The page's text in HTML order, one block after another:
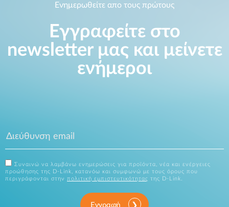
Ενημερωθείτε απο τους πρώτους
Εγγραφείτε στο
newsletter μας και μείνετε
ενήμεροι
Συναινώ να λαμβάνω ενημερώσεις για προϊόντα, νέα και ενέργειες
προώθησης της D-Link, κατανόω και συμφωνώ με τους όρους που
περιγράφονται στην πολιτική εμπιστευτικότητας της D-Link.
Εγγραφή